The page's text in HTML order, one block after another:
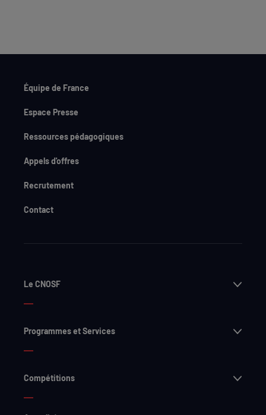
Équipe de France
Espace Presse
Ressources pédagogiques
Appels d'offres
Recrutement
Contact
Le CNOSF
Programmes et Services
Compétitions